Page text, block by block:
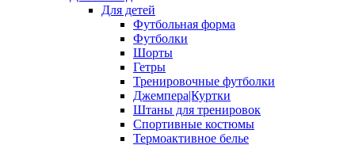
Для детей
Футбольная форма
Футболки
Шорты
Гетры
Тренировочные футболки
Джемпера|Куртки
Штаны для тренировок
Спортивные костюмы
Термоактивное белье